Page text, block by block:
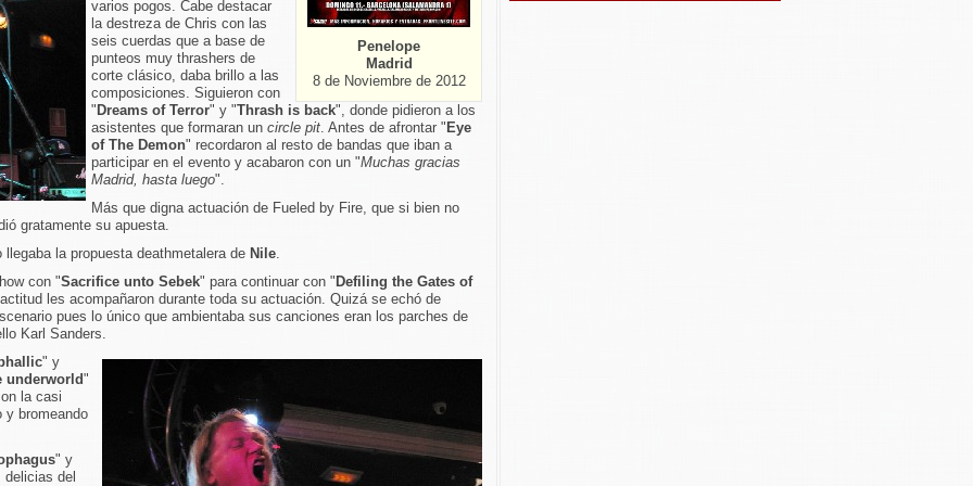
Penelope
Madrid
8 de Noviembre de 2012
varios pogos. Cabe destacar
la destreza de Chris con las
seis cuerdas que a base de
punteos muy thrashers de
corte clásico, daba brillo a las
composiciones. Siguieron con
" Dreams of Terror" y "Thrash is back", donde pidieron a los
asistentes que formaran un circle pit. Antes de afrontar " Eye
of The Demon" recordaron al resto de bandas que iban a
participar en el evento y acabaron con un "Muchas gracias
Madrid, hasta luego".
Más que digna actuación de Fueled by Fire, que si bien no
gratamente su apuesta.
la propuesta deathmetalera de Nile.
con "Sacrifice unto Sebek" para continuar con " Defiling the Gates of
les acompañaron durante toda su actuación. Quizá se echó de
pues lo único que ambientaba sus canciones eran los parches de
Karl Sanders.
" y
underworld"
la casi
y bromeando
" y
del